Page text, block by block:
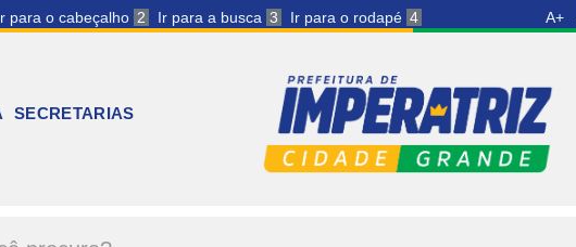
para o cabeçalho 2 Ir para a busca 3 Ir para o rodapé 4 A+
SECRETARIAS